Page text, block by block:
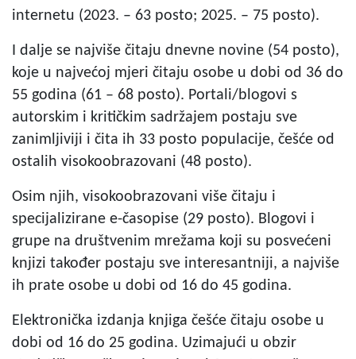
internetu (2023. – 63 posto; 2025. – 75 posto).
I dalje se najviše čitaju dnevne novine (54 posto),
koje u najvećoj mjeri čitaju osobe u dobi od 36 do
55 godina (61 – 68 posto). Portali/blogovi s
autorskim i kritičkim sadržajem postaju sve
zanimljiviji i čita ih 33 posto populacije, češće od
ostalih visokoobrazovani (48 posto).
Osim njih, visokoobrazovani više čitaju i
specijalizirane e-časopise (29 posto). Blogovi i
grupe na društvenim mrežama koji su posvećeni
knjizi također postaju sve interesantniji, a najviše
ih prate osobe u dobi od 16 do 45 godina.
Elektronička izdanja knjiga češće čitaju osobe u
dobi od 16 do 25 godina. Uzimajući u obzir